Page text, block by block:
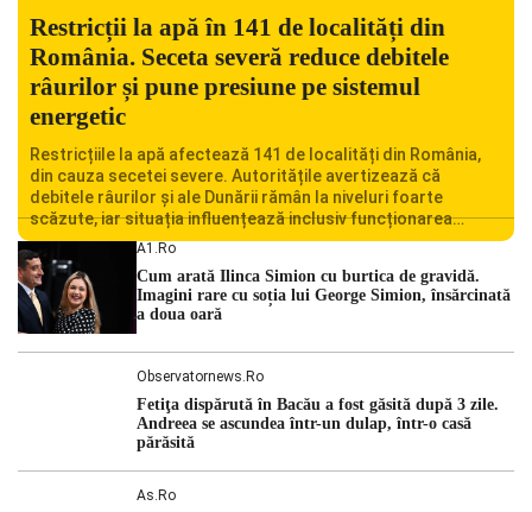
Restricții la apă în 141 de localități din
România. Seceta severă reduce debitele
râurilor și pune presiune pe sistemul
energetic
Restricțiile la apă afectează 141 de localități din România,
din cauza secetei severe. Autoritățile avertizează că
debitele râurilor și ale Dunării rămân la niveluri foarte
scăzute, iar situația influențează inclusiv funcționarea
Centralei Nucleare de la Cernavodă. România se confruntă
cu una dintre cele mai dificile perioade din punct de vedere
hidrologic din ultimii ani. Lipsa […]
A1.ro
Cum arată Ilinca Simion cu burtica de gravidă.
Imagini rare cu soția lui George Simion, însărcinată
a doua oară
Observatornews.ro
Fetiţa dispărută în Bacău a fost găsită după 3 zile.
Andreea se ascundea într-un dulap, într-o casă
părăsită
As.ro